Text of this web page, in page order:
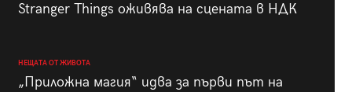
Stranger Things оживява на сцената в НДК
НЕЩАТА ОТ ЖИВОТА
„Приложна магия“ идва за първи път на